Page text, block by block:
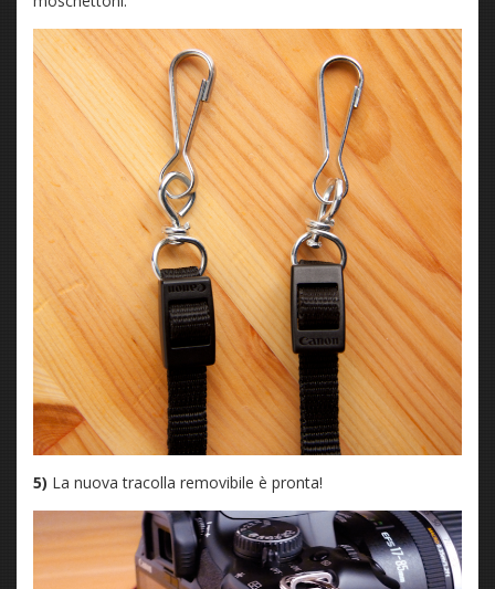
5) La nuova tracolla removibile è pronta!